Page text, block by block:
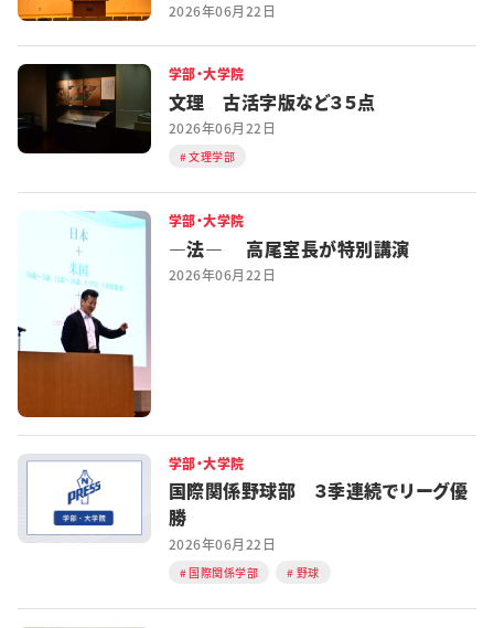
2026年06月22日
学部・大学院
文理 古活字版など３５点
2026年06月22日
文理学部
学部・大学院
―法― 高尾室長が特別講演
2026年06月22日
学部・大学院
国際関係野球部 ３季連続でリーグ優
勝
2026年06月22日
国際関係学部 野球